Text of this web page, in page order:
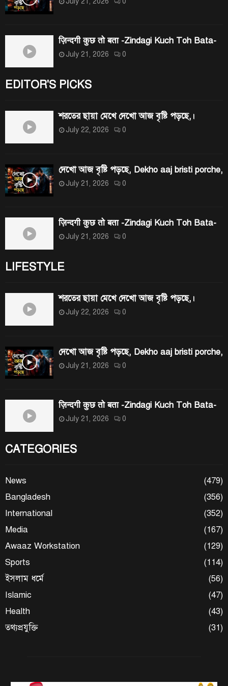
ज़िन्दगी कुछ तो बता -Zindagi Kuch Toh Bata-
July 21, 2026 0
EDITOR'S PICKS
শরতের ছায়া মেখে দেখো আজ বৃষ্টি পড়ছে,।
July 22, 2026 0
দেখো আজ বৃষ্টি পড়ছে, Dekho aaj bristi porche,
July 21, 2026 0
ज़िन्दगी कुछ तो बता -Zindagi Kuch Toh Bata-
July 21, 2026 0
LIFESTYLE
শরতের ছায়া মেখে দেখো আজ বৃষ্টি পড়ছে,।
July 22, 2026 0
দেখো আজ বৃষ্টি পড়ছে, Dekho aaj bristi porche,
July 21, 2026 0
ज़िन्दगी कुछ तो बता -Zindagi Kuch Toh Bata-
July 21, 2026 0
CATEGORIES
News
(479)
Bangladesh
(356)
International
(352)
Media
(167)
Awaaz Workstation
(129)
Sports
(114)
ইসলাম ধর্মে
(56)
Islamic
(47)
Health
(43)
তথ্যপ্রযুক্তি
(31)